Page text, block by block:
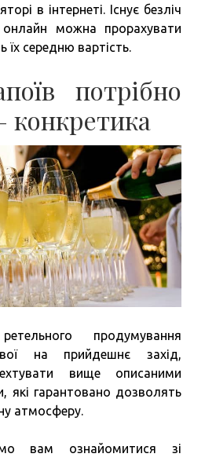
в інтернеті. Існує безліч
можна прорахувати
їх середню вартість.
потрібно
конкретика
продумування
на прийдешнє захід,
вище описаними
які гарантовано дозволять
атмосферу.
вам ознайомитися зі